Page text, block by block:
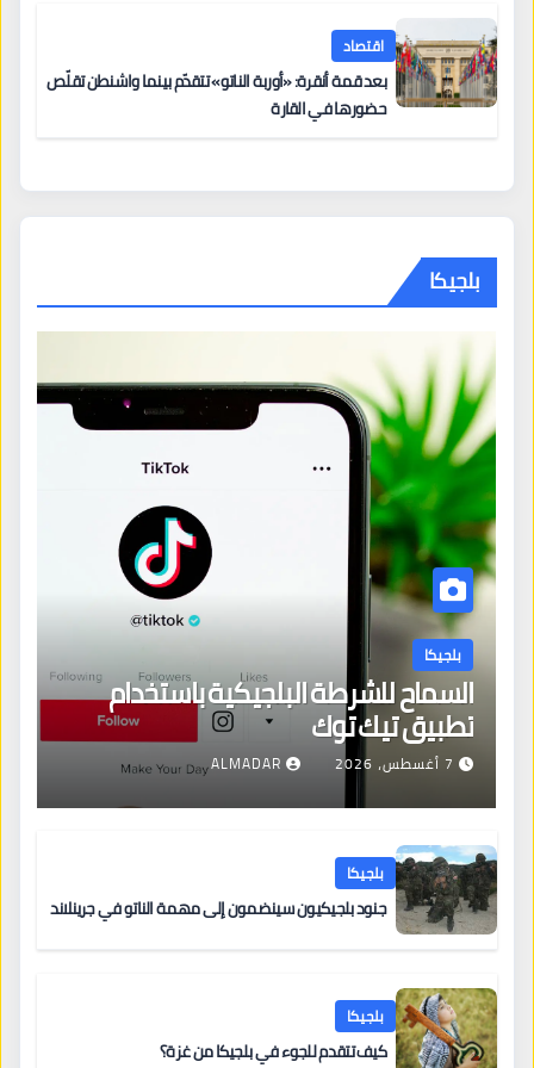
اقتصاد
بعد قمة أنقرة: «أوربة الناتو» تتقدّم بينما واشنطن تقلّص
حضورها في القارة
بلجيكا
بلجيكا
السماح للشرطة البلجيكية باستخدام
تطبيق تيك توك
7 أغسطس، 2026 ALMADAR
بلجيكا
جنود بلجيكيون سينضمون إلى مهمة الناتو في جرينلاند
بلجيكا
كيف تتقدم للجوء في بلجيكا من غزة؟